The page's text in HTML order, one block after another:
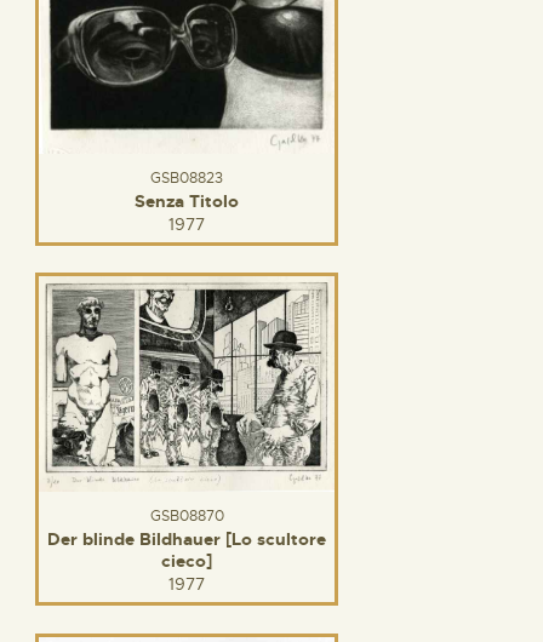
GSB08823
Senza Titolo
1977
GSB08870
Der blinde Bildhauer [Lo scultore
cieco]
1977